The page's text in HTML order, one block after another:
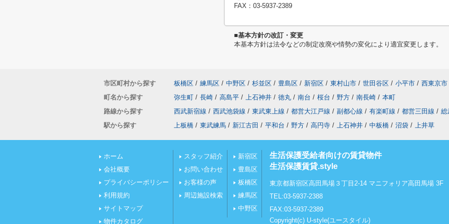
FAX：03-5937-2389
■基本方針の改訂・変更
本基本方針は法令などの制定改廃や情勢の変化により適宜変更します。
市区町村から探す 板橋区 / 練馬区 / 中野区 / 杉並区 / 豊島区 / 新宿区 / 東村山市 / 世田谷区 / 小平市 / 西東京市
町名から探す
弥生町 / 長崎 / 高島平 / 上石神井 / 徳丸 / 南台 / 桜台 / 野方 / 南長崎 / 本町
路線から探す
西武新宿線 / 西武池袋線 / 東武東上線 / 都営大江戸線 / 副都心線 / 有楽町線 / 都営三田線 / 総
駅から探す
上板橋 / 東武練馬 / 新江古田 / 平和台 / 野方 / 高円寺 / 上石神井 / 中板橋 / 沼袋 / 上井草
ホーム
会社概要
プライバシーポリシー
利用規約
サイトマップ
物件カタログ
スタッフ紹介
お問い合わせ
お客様の声
周辺施設検索
新宿区
豊島区
板橋区
練馬区
中野区
生活保護受給者向けの賃貸物件
生活保護賃貸.style
東京都新宿区高田馬場３丁目2-14 マニフォリア高田馬場 3F
TEL:03-5937-2388
FAX:03-5937-2389
Copyright(c) U-style(ユースタイル)